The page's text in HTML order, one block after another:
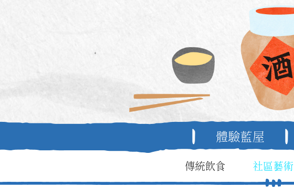
體驗藍屋
傳統飲食 社區藝術